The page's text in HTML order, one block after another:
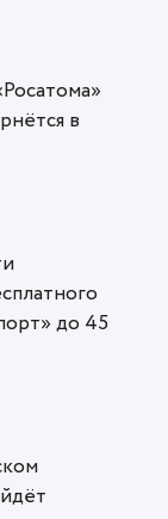
в
до 45